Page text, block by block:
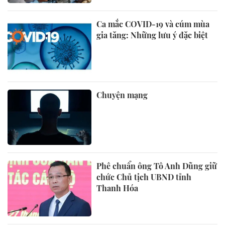
Ca mắc COVID-19 và cúm mùa
gia tăng: Những lưu ý đặc biệt
Chuyện mạng
Phê chuẩn ông Tô Anh Dũng giữ
chức Chủ tịch UBND tỉnh
Thanh Hóa